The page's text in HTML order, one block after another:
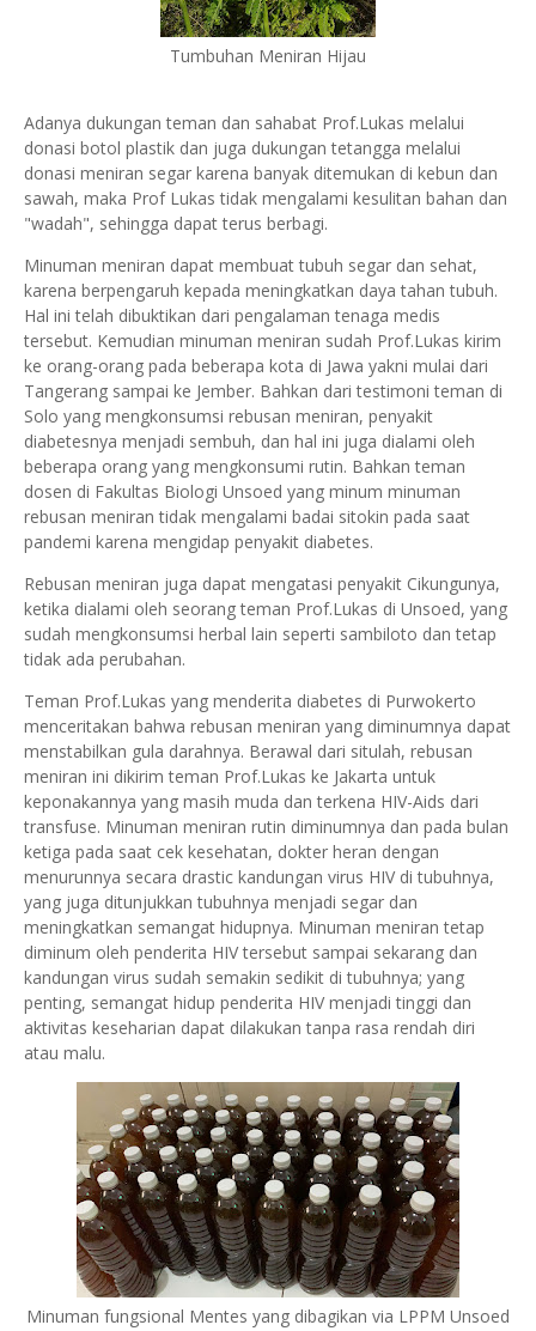
Tumbuhan Meniran Hijau
Adanya dukungan teman dan sahabat Prof.Lukas melalui
donasi botol plastik dan juga dukungan tetangga melalui
donasi meniran segar karena banyak ditemukan di kebun dan
sawah, maka Prof Lukas tidak mengalami kesulitan bahan dan
"wadah", sehingga dapat terus berbagi.
Minuman meniran dapat membuat tubuh segar dan sehat,
karena berpengaruh kepada meningkatkan daya tahan tubuh.
Hal ini telah dibuktikan dari pengalaman tenaga medis
tersebut. Kemudian minuman meniran sudah Prof.Lukas kirim
ke orang-orang pada beberapa kota di Jawa yakni mulai dari
Tangerang sampai ke Jember. Bahkan dari testimoni teman di
Solo yang mengkonsumsi rebusan meniran, penyakit
diabetesnya menjadi sembuh, dan hal ini juga dialami oleh
beberapa orang yang mengkonsumi rutin. Bahkan teman
dosen di Fakultas Biologi Unsoed yang minum minuman
rebusan meniran tidak mengalami badai sitokin pada saat
pandemi karena mengidap penyakit diabetes.
Rebusan meniran juga dapat mengatasi penyakit Cikungunya,
ketika dialami oleh seorang teman Prof.Lukas di Unsoed, yang
sudah mengkonsumsi herbal lain seperti sambiloto dan tetap
tidak ada perubahan.
Teman Prof.Lukas yang menderita diabetes di Purwokerto
menceritakan bahwa rebusan meniran yang diminumnya dapat
menstabilkan gula darahnya. Berawal dari situlah, rebusan
meniran ini dikirim teman Prof.Lukas ke Jakarta untuk
keponakannya yang masih muda dan terkena HIV-Aids dari
transfuse. Minuman meniran rutin diminumnya dan pada bulan
ketiga pada saat cek kesehatan, dokter heran dengan
menurunnya secara drastic kandungan virus HIV di tubuhnya,
yang juga ditunjukkan tubuhnya menjadi segar dan
meningkatkan semangat hidupnya. Minuman meniran tetap
diminum oleh penderita HIV tersebut sampai sekarang dan
kandungan virus sudah semakin sedikit di tubuhnya; yang
penting, semangat hidup penderita HIV menjadi tinggi dan
aktivitas keseharian dapat dilakukan tanpa rasa rendah diri
atau malu.
Minuman fungsional Mentes yang dibagikan via LPPM Unsoed